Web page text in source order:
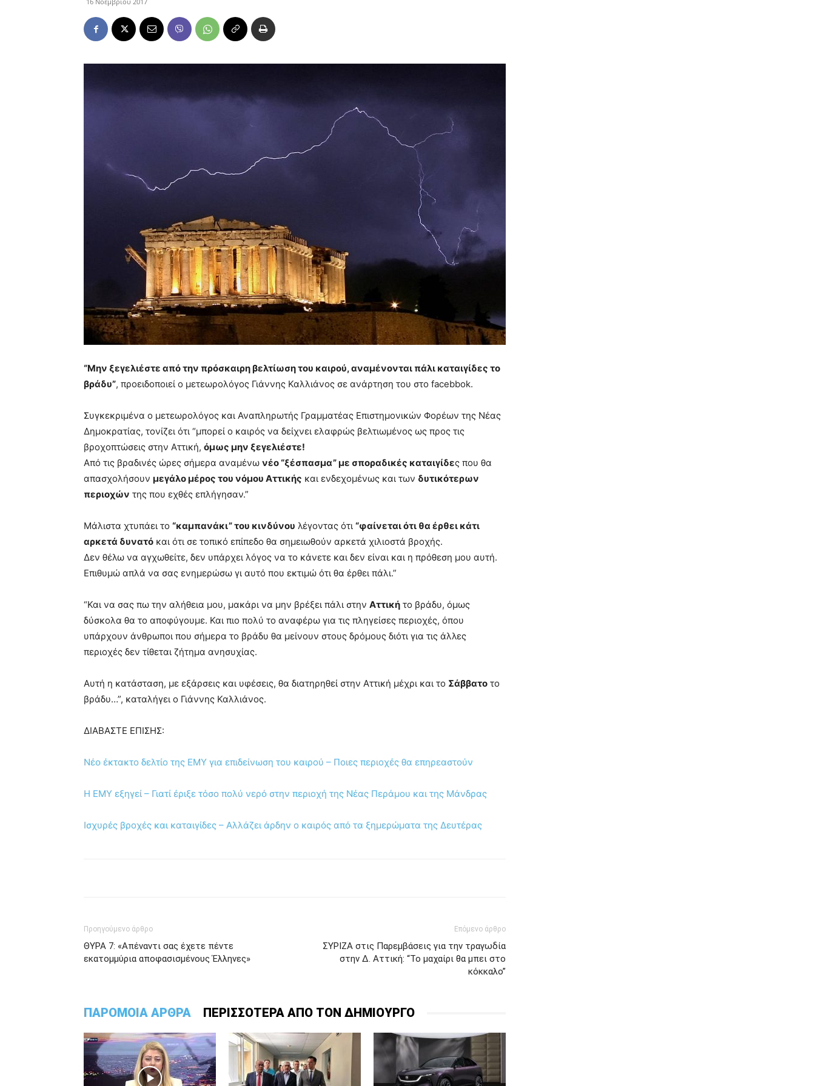
“Μην ξεγελιέστε από την πρόσκαιρη βελτίωση του καιρού, αναμένονται πάλι καταιγίδες το
βράδυ”, προειδοποιεί ο μετεωρολόγος Γιάννης Καλλιάνος σε ανάρτηση του στο facebbok.
Συγκεκριμένα ο μετεωρολόγος και Αναπληρωτής Γραμματέας Επιστημονικών Φορέων της Νέας
Δημοκρατίας, τονίζει ότι “μπορεί ο καιρός να δείχνει ελαφρώς βελτιωμένος ως προς τις
βροχοπτώσεις στην Αττική, όμως μην ξεγελιέστε!
Από τις βραδινές ώρες σήμερα αναμένω νέο “ξέσπασμα” με σποραδικές καταιγίδες που θα
απασχολήσουν μεγάλο μέρος του νόμου Αττικής και ενδεχομένως και των δυτικότερων
περιοχών της που εχθές επλήγησαν.”
Μάλιστα χτυπάει το “καμπανάκι” του κινδύνου λέγοντας ότι “φαίνεται ότι θα έρθει κάτι
αρκετά δυνατό και ότι σε τοπικό επίπεδο θα σημειωθούν αρκετά χιλιοστά βροχής.
Δεν θέλω να αγχωθείτε, δεν υπάρχει λόγος να το κάνετε και δεν είναι και η πρόθεση μου αυτή.
Επιθυμώ απλά να σας ενημερώσω γι αυτό που εκτιμώ ότι θα έρθει πάλι.”
“Και να σας πω την αλήθεια μου, μακάρι να μην βρέξει πάλι στην Αττική το βράδυ, όμως
δύσκολα θα το αποφύγουμε. Και πιο πολύ το αναφέρω για τις πληγείσες περιοχές, όπου
υπάρχουν άνθρωποι που σήμερα το βράδυ θα μείνουν στους δρόμους διότι για τις άλλες
περιοχές δεν τίθεται ζήτημα ανησυχίας.
Αυτή η κατάσταση, με εξάρσεις και υφέσεις, θα διατηρηθεί στην Αττική μέχρι και το Σάββατο το
βράδυ…”, καταλήγει ο Γιάννης Καλλιάνος.
ΔΙΑΒΑΣΤΕ ΕΠΙΣΗΣ:
Νέο έκτακτο δελτίο της ΕΜΥ για επιδείνωση του καιρού – Ποιες περιοχές θα επηρεαστούν
Η ΕΜΥ εξηγεί – Γιατί έριξε τόσο πολύ νερό στην περιοχή της Νέας Περάμου και της Μάνδρας
Ισχυρές βροχές και καταιγίδες – Αλλάζει άρδην ο καιρός από τα ξημερώματα της Δευτέρας
Προηγούμενο άρθρο
ΘΥΡΑ 7: «Απέναντι σας έχετε πέντε
εκατομμύρια αποφασισμένους Έλληνες»
Επόμενο άρθρο
ΣΥΡΙΖΑ στις Παρεμβάσεις για την τραγωδία
στην Δ. Αττική: “Το μαχαίρι θα μπει στο
κόκκαλο”
ΠΑΡΟΜΟΙΑ ΑΡΘΡΑ ΠΕΡΙΣΣΟΤΕΡΑ ΑΠΟ ΤΟΝ ΔΗΜΙΟΥΡΓΟ